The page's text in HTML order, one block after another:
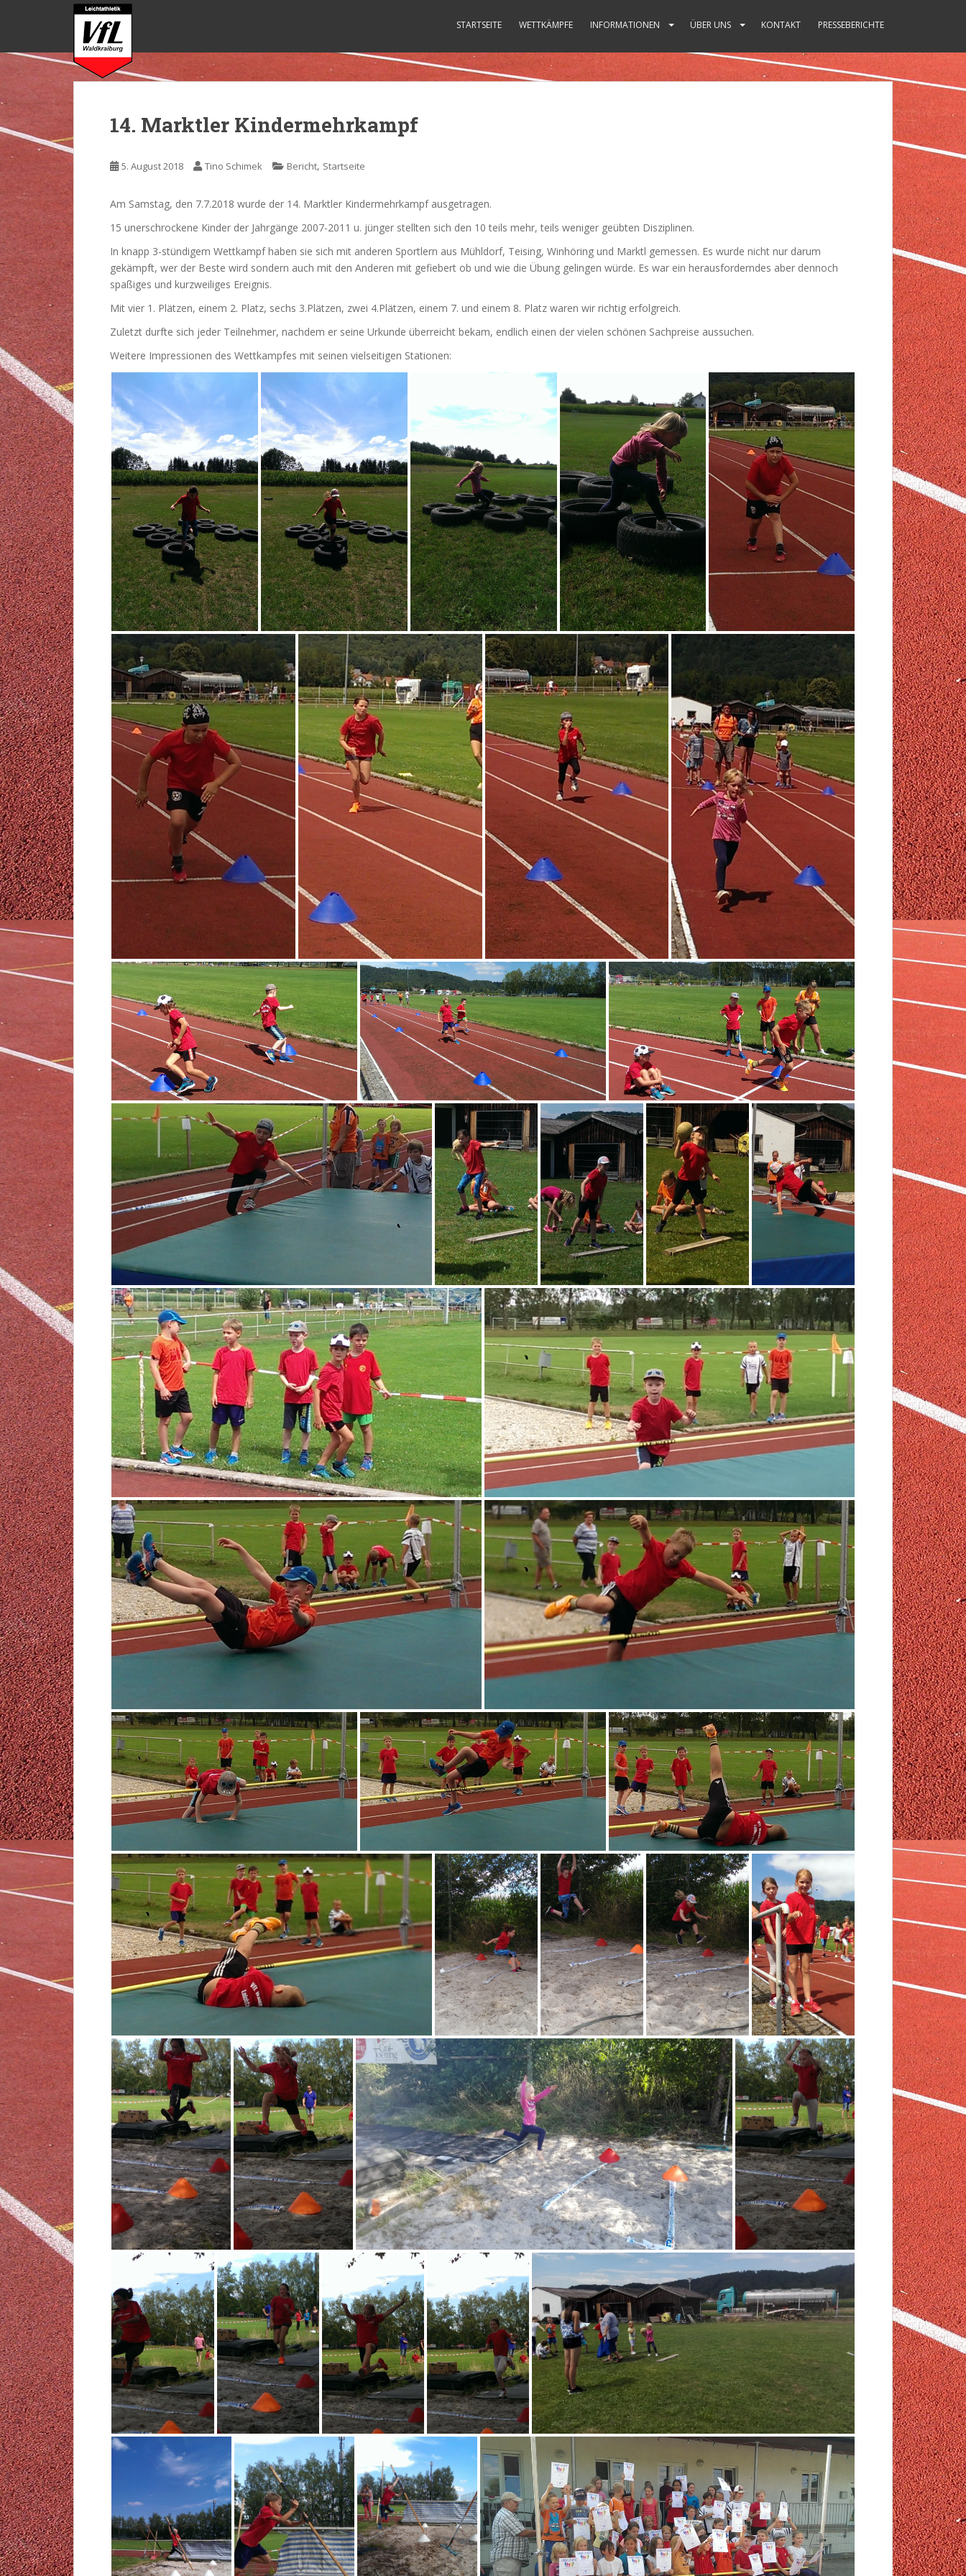
p
m
a
t
e
n
t
STARTSEITE WETTKÄMPFE INFORMATIONEN ÜBER UNS KONTAKT PRESSEBERICHTE
14. Marktler Kindermehrkampf
5. August 2018 Tino Schimek Bericht, Startseite
Am Samstag, den 7.7.2018 wurde der 14. Marktler Kindermehrkampf ausgetragen.
15 unerschrockene Kinder der Jahrgänge 2007-2011 u. jünger stellten sich den 10 teils mehr, teils weniger geübten Disziplinen.
In knapp 3-stündigem Wettkampf haben sie sich mit anderen Sportlern aus Mühldorf, Teising, Winhöring und Marktl gemessen. Es wurde nicht nur darum
gekämpft, wer der Beste wird sondern auch mit den Anderen mit gefiebert ob und wie die Übung gelingen würde. Es war ein herausforderndes aber dennoch
spaßiges und kurzweiliges Ereignis.
Mit vier 1. Plätzen, einem 2. Platz, sechs 3.Plätzen, zwei 4.Plätzen, einem 7. und einem 8. Platz waren wir richtig erfolgreich.
Zuletzt durfte sich jeder Teilnehmer, nachdem er seine Urkunde überreicht bekam, endlich einen der vielen schönen Sachpreise aussuchen.
Weitere Impressionen des Wettkampfes mit seinen vielseitigen Stationen: